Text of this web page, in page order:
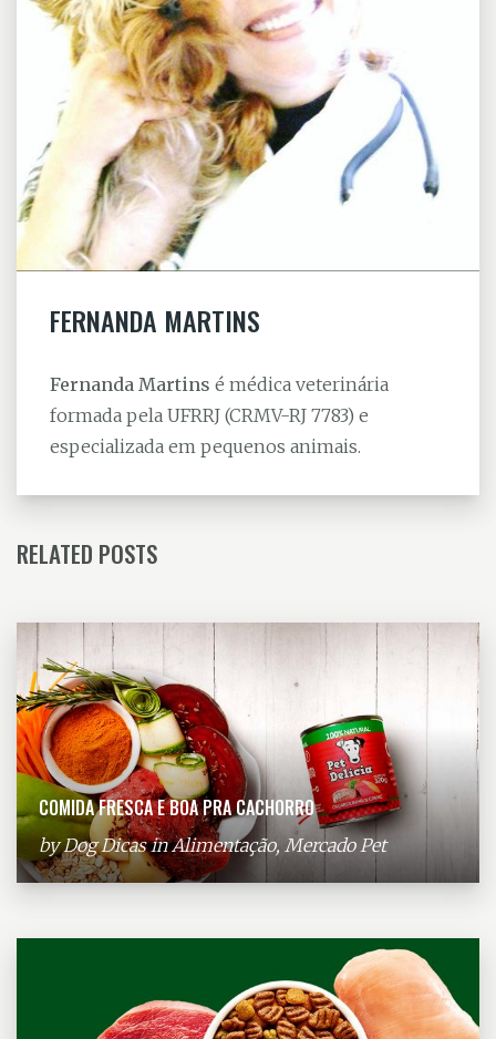
FERNANDA MARTINS
Fernanda Martins é médica veterinária
formada pela UFRRJ (CRMV-RJ 7783) e
especializada em pequenos animais.
RELATED POSTS
COMIDA FRESCA E BOA PRA CACHORRO
byDog DicasinAlimentação, Mercado Pet